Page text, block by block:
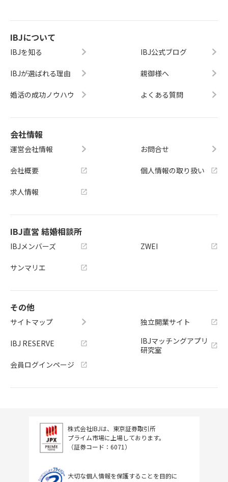
IBJについて
IBJを知る
IBJが選ばれる理由
婚活の成功ノウハウ
IBJ公式ブログ
親御様へ
よくある質問
会社情報
運営会社情報
会社概要
求人情報
お問合せ
個人情報の取り扱い
IBJ直営 結婚相談所
IBJメンバーズ
サンマリエ
ZWEI
その他
サイトマップ
IBJ RESERVE
会員ログインページ
独立開業サイト
IBJマッチングアプリ
研究室
株式会社IBJは、東京証券取引所
プライム市場に上場しております。
（証券コード：6071）
大切な個人情報を保護することを目的に